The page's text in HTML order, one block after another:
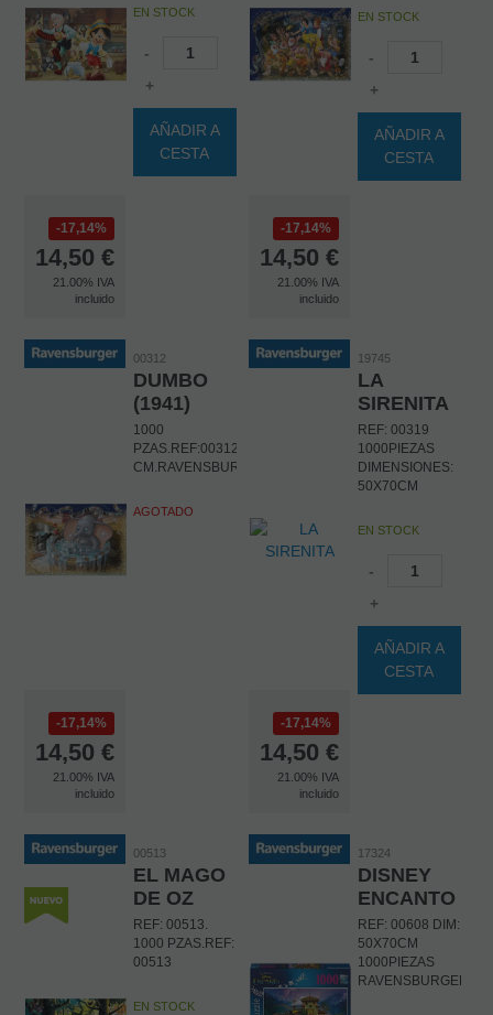
17,14%
14,50 €
21.00% IVA
incluido
EN STOCK
-
+
AÑADIR A
CESTA
17,14%
14,50 €
21.00% IVA
incluido
EN STOCK
-
+
AÑADIR A
CESTA
17,14%
14,50 €
21.00% IVA
incluido
00312
DUMBO
(1941)
1000
PZAS.REF:00312.DIM:50X70
CM.RAVENSBURGER
AGOTADO
17,14%
14,50 €
21.00% IVA
incluido
19745
LA
SIRENITA
REF: 00319
1000PIEZAS
DIMENSIONES:
50X70CM
EN STOCK
-
+
AÑADIR A
CESTA
00513
EL MAGO
DE OZ
REF: 00513.
1000 PZAS.REF:
00513
EN STOCK
17324
DISNEY
ENCANTO
REF: 00608 DIM:
50X70CM
1000PIEZAS
RAVENSBURGER